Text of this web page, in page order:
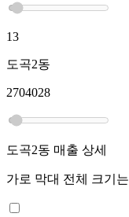
13
도곡2동
2704028
도곡2동 매출 상세
가로 막대 전체 크기는